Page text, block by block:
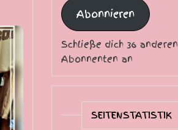
Abonnieren
Schließe dich 36 anderen
Abonnenten an
SEITENSTATISTIK